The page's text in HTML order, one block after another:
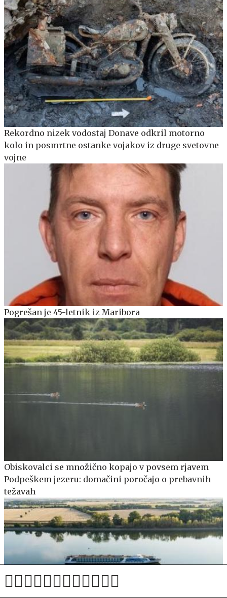
Rekordno nizek vodostaj Donave odkril motorno
kolo in posmrtne ostanke vojakov iz druge svetovne
vojne
Pogrešan je 45-letnik iz Maribora
Obiskovalci se množično kopajo v povsem rjavem
Podpeškem jezeru: domačini poročajo o prebavnih
težavah